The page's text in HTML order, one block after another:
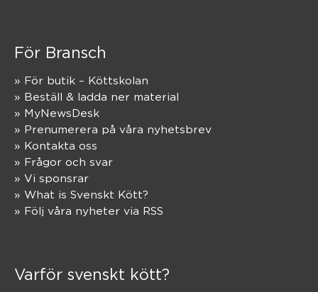
För Bransch
» För butik – Köttskolan
» Beställ & ladda ner material
» MyNewsDesk
» Prenumerera på våra nyhetsbrev
» Kontakta oss
» Frågor och svar
» Vi sponsrar
» What is Svenskt Kött?
» Följ våra nyheter via RSS
Varför svenskt kött?